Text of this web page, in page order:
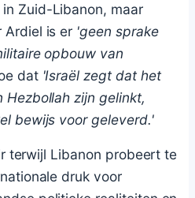
Zuid-Libanon, maar
Ardiel is er 'geen sprake
opbouw van
dat 'Israël zegt dat het
zijn gelinkt,
bewijs voor geleverd.'
terwijl Libanon probeert te
druk voor